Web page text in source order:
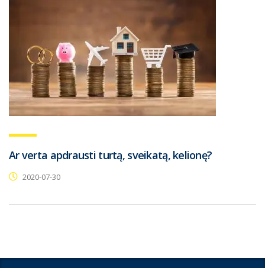
Ar verta apdrausti turtą, sveikatą, kelionę?
2020-07-30